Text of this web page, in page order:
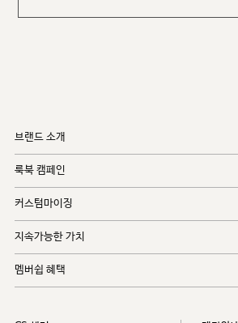
브랜드 소개
룩북 캠페인
커스텀마이징
지속가능한 가치
멤버쉽 혜택